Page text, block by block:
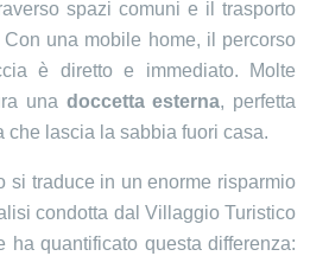
spazi comuni e il trasporto
una mobile home, il percorso
è diretto e immediato. Molte
una doccetta esterna, perfetta
che lascia la sabbia fuori casa.
si traduce in un enorme risparmio
condotta dal Villaggio Turistico
ha quantificato questa differenza: